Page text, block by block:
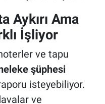
Aykırı Ama
İşliyor
ve tapu
şüphesi
isteyebiliyor.
ve